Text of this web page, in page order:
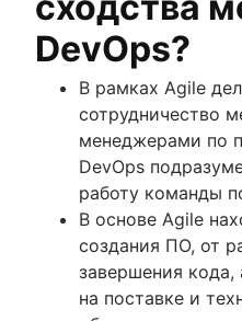
DevOps?
В рамках Agile
сотрудничество
менеджерами по
DevOps
работу команды
В основе Agile
создания ПО, от
завершения кода,
на поставке и